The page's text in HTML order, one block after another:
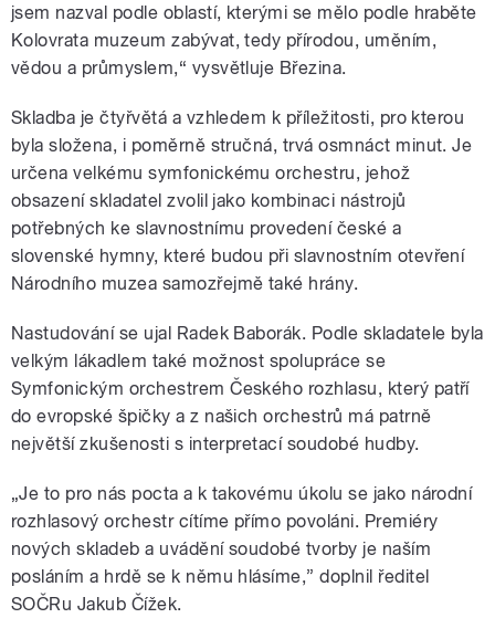
jsem nazval podle oblastí, kterými se mělo podle hraběte
Kolovrata muzeum zabývat, tedy přírodou, uměním,
vědou a průmyslem,“ vysvětluje Březina.
Skladba je čtyřvětá a vzhledem k příležitosti, pro kterou
byla složena, i poměrně stručná, trvá osmnáct minut. Je
určena velkému symfonickému orchestru, jehož
obsazení skladatel zvolil jako kombinaci nástrojů
potřebných ke slavnostnímu provedení české a
slovenské hymny, které budou při slavnostním otevření
Národního muzea samozřejmě také hrány.
Nastudování se ujal Radek Baborák. Podle skladatele byla
velkým lákadlem také možnost spolupráce se
Symfonickým orchestrem Českého rozhlasu, který patří
do evropské špičky a z našich orchestrů má patrně
největší zkušenosti s interpretací soudobé hudby.
„Je to pro nás pocta a k takovému úkolu se jako národní
rozhlasový orchestr cítíme přímo povoláni. Premiéry
nových skladeb a uvádění soudobé tvorby je naším
posláním a hrdě se k němu hlásíme,” doplnil ředitel
SOČRu Jakub Čížek.